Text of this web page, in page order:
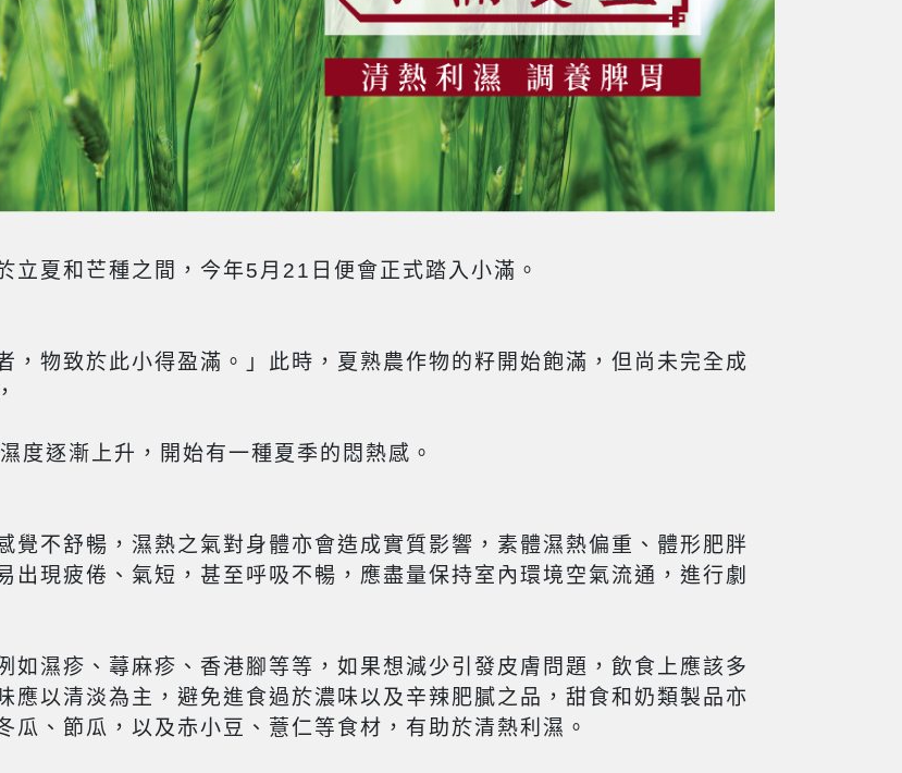
立夏和芒種之間，今年5月21日便會正式踏入小滿。
，物致於此小得盈滿。」此時，夏熟農作物的籽開始飽滿，但尚未完全成
度逐漸上升，開始有一種夏季的悶熱感。
覺不舒暢，濕熱之氣對身體亦會造成實質影響，素體濕熱偏重、體形肥胖
出現疲倦、氣短，甚至呼吸不暢，應盡量保持室內環境空氣流通，進行劇
如濕疹、蕁麻疹、香港腳等等，如果想減少引發皮膚問題，飲食上應該多
應以清淡為主，避免進食過於濃味以及辛辣肥膩之品，甜食和奶類製品亦
瓜、節瓜，以及赤小豆、薏仁等食材，有助於清熱利濕。